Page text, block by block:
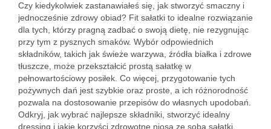
Czy kiedykolwiek zastanawiałeś się, jak stworzyć smaczny i
jednocześnie zdrowy obiad? Fit sałatki to idealne rozwiązanie
dla tych, którzy pragną zadbać o swoją dietę, nie rezygnując
przy tym z pysznych smaków. Wybór odpowiednich
składników, takich jak świeże warzywa, źródła białka i zdrowe
tłuszcze, może przekształcić prostą sałatkę w
pełnowartościowy posiłek. Co więcej, przygotowanie tych
pożywnych dań jest szybkie oraz proste, a ich różnorodność
pozwala na dostosowanie przepisów do własnych upodobań.
Odkryj, jak wybrać najlepsze składniki, stworzyć idealny
dressing i jakie korzyści zdrowotne niosą ze sobą sałatki,